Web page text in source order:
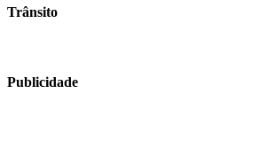
Trânsito
Publicidade